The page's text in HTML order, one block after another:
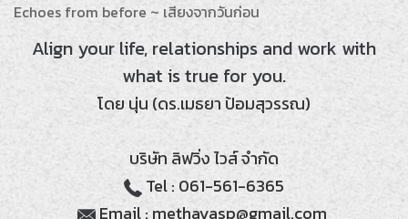
Echoes from before ~ เสียงจากวันก่อน
Align your life, relationships and work with
what is true for you.
โดย นุ่น (ดร.เมธยา ป้อมสุวรรณ)
บริษัท ลิฟวิ่ง ไวส์ จำกัด
Tel : 061-561-6365
Email : methayasp@gmail.com